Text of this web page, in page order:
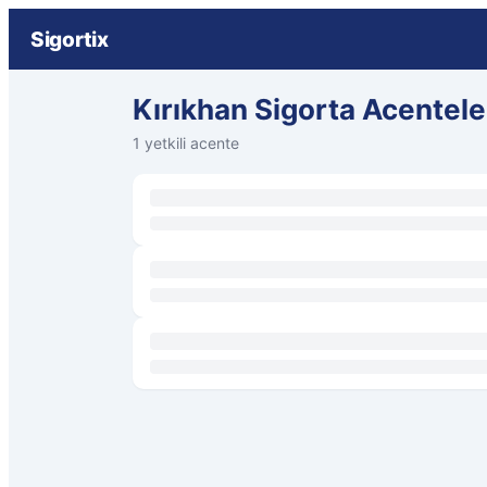
Sigortix
Kırıkhan Sigorta
1 yetkili acente